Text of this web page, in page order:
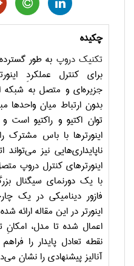
چکیده
تکنیک دروپ به طور
برای کنترل عملکردِ
جزیره‌ای و متصل به شبکه
بدون ارتباط میان واحدها
توان اکتیو و راکتیو
اینورترها با باس مشترک
ناپایداری‌هایی نیز می‌تواند
اینورترهای کنترل دروپ
با یک دورنمای سیگنال
فازور دینامیکی در یک
اینورتر در این مقاله
اعمال شده تا مدل،
نقطه تعادل پایدار را
آنالیز پیشنهادی را نشان